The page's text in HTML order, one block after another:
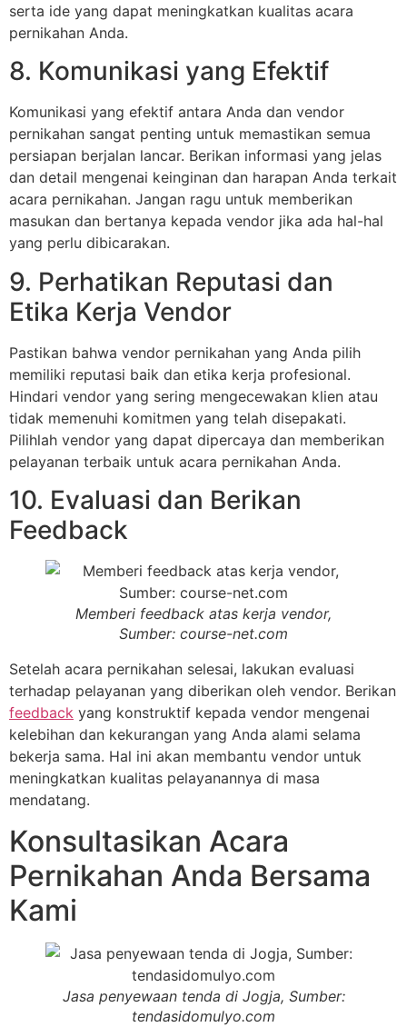
serta ide yang dapat meningkatkan kualitas acara
pernikahan Anda.
8. Komunikasi yang Efektif
Komunikasi yang efektif antara Anda dan vendor
pernikahan sangat penting untuk memastikan semua
persiapan berjalan lancar. Berikan informasi yang jelas
dan detail mengenai keinginan dan harapan Anda terkait
acara pernikahan. Jangan ragu untuk memberikan
masukan dan bertanya kepada vendor jika ada hal-hal
yang perlu dibicarakan.
9. Perhatikan Reputasi dan
Etika Kerja Vendor
Pastikan bahwa vendor pernikahan yang Anda pilih
memiliki reputasi baik dan etika kerja profesional.
Hindari vendor yang sering mengecewakan klien atau
tidak memenuhi komitmen yang telah disepakati.
Pilihlah vendor yang dapat dipercaya dan memberikan
pelayanan terbaik untuk acara pernikahan Anda.
10. Evaluasi dan Berikan
Feedback
Memberi feedback atas kerja vendor,
Sumber: course-net.com
Setelah acara pernikahan selesai, lakukan evaluasi
terhadap pelayanan yang diberikan oleh vendor. Berikan
feedback yang konstruktif kepada vendor mengenai
kelebihan dan kekurangan yang Anda alami selama
bekerja sama. Hal ini akan membantu vendor untuk
meningkatkan kualitas pelayanannya di masa
mendatang.
Konsultasikan Acara
Pernikahan Anda Bersama
Kami
Jasa penyewaan tenda di Jogja, Sumber:
tendasidomulyo.com